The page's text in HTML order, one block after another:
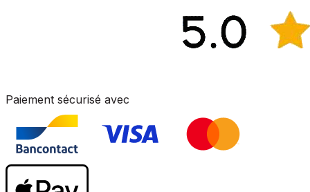
Paiement sécurisé avec